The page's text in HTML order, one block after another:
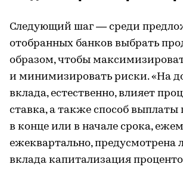
Следующий шаг — среди
отобранных банков выбрать
образом, чтобы
и минимизировать риски. «На
вклада, естественно, влияет
ставка, а также способ выплаты
в конце или в начале срока,
ежеквартально, предусмотрена
вклада капитализация